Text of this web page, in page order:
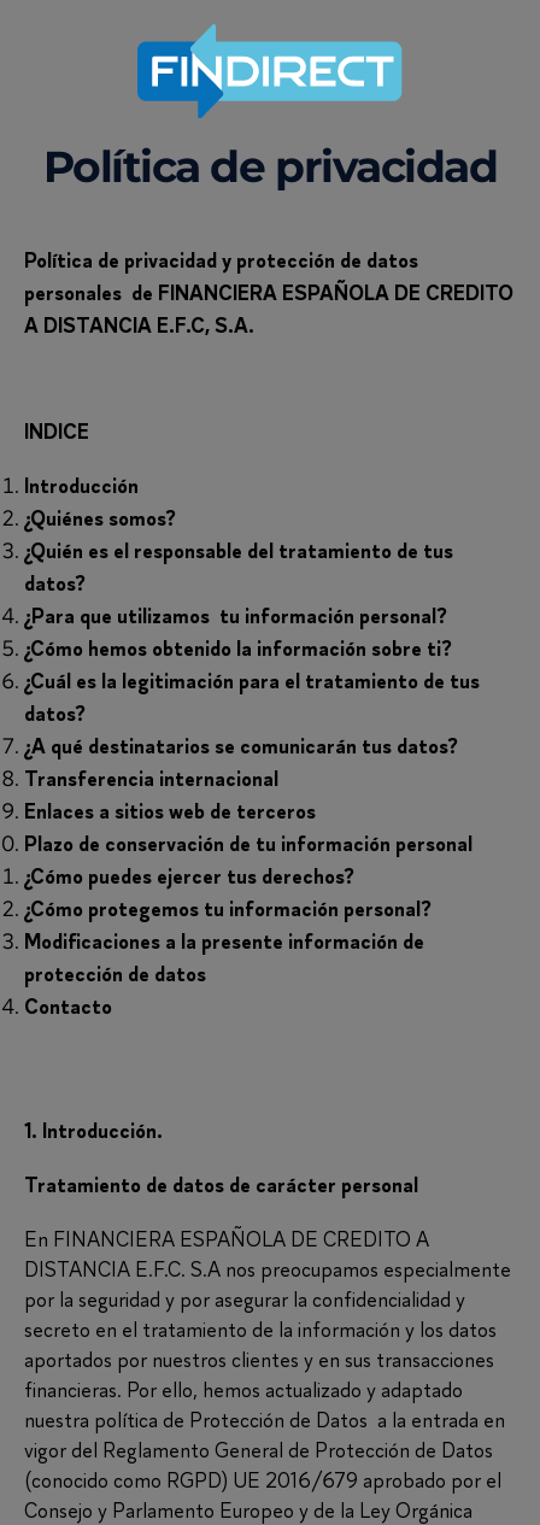
Política de privacidad
Política de privacidad y protección de datos
personales de FINANCIERA ESPAÑOLA DE CREDITO
A DISTANCIA E.F.C, S.A.
INDICE
Introducción
¿Quiénes somos?
¿Quién es el responsable del tratamiento de tus
datos?
¿Para que utilizamos tu información personal?
¿Cómo hemos obtenido la información sobre ti?
¿Cuál es la legitimación para el tratamiento de tus
datos?
¿A qué destinatarios se comunicarán tus datos?
Transferencia internacional
Enlaces a sitios web de terceros
Plazo de conservación de tu información personal
¿Cómo puedes ejercer tus derechos?
¿Cómo protegemos tu información personal?
Modificaciones a la presente información de
protección de datos
Contacto
1. Introducción.
Tratamiento de datos de carácter personal
En FINANCIERA ESPAÑOLA DE CREDITO A
DISTANCIA E.F.C. S.A nos preocupamos especialmente
por la seguridad y por asegurar la confidencialidad y
secreto en el tratamiento de la información y los datos
aportados por nuestros clientes y en sus transacciones
financieras. Por ello, hemos actualizado y adaptado
nuestra política de Protección de Datos a la entrada en
vigor del Reglamento General de Protección de Datos
(conocido como RGPD) UE 2016/679 aprobado por el
Consejo y Parlamento Europeo y de la Ley Orgánica